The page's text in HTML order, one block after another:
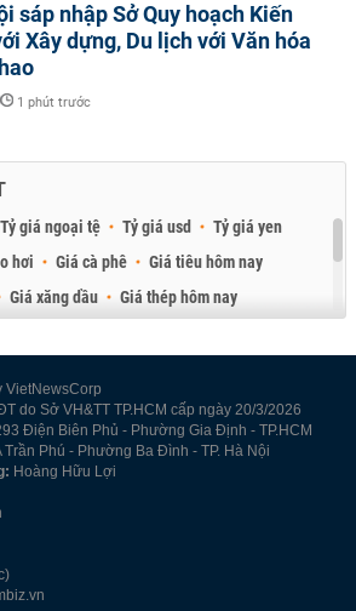
sáp nhập Sở Quy hoạch Kiến
Xây dựng, Du lịch với Văn hóa
1 phút trước
Tỷ giá ngoại tệ Tỷ giá usd
Tỷ giá yen
hơi Giá cà phê
Giá tiêu hôm nay
Giá xăng dầu
Giá thép hôm nay
VietNewsCorp
do Sở VH&TT TP.HCM cấp ngày 20/3/2026
Điện Biên Phủ - Phường Gia Định - TP.HCM
Trần Phú - Phường Ba Đình - TP. Hà Nội
Hoàng Hữu Lợi